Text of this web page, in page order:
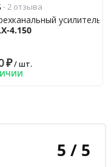
· 2 отзыва
усилитель
4.150
₽/ шт.
5 / 5